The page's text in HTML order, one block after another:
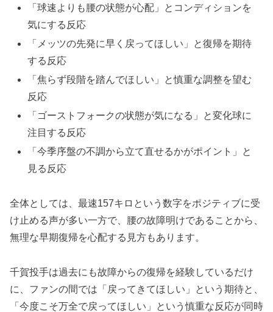
「球速よりも腰の状態が心配」とコンディションを
気にする反応
「メッツの先発に早く戻ってほしい」と復帰を期待
する反応
「焦らず段階を踏んでほしい」と慎重な調整を望む
反応
「ゴーストフォークの状態が気になる」と変化球に
注目する反応
「今季序盤の不調から立て直せるかがポイント」と
見る反応
全体としては、最速157キロという数字をポジティブに受
け止める声が多い一方で、腰の故障明けであることから、
無理な早期復帰を心配する見方もあります。
千賀投手は過去にも故障からの復帰を経験しているだけ
に、ファンの間では「戻ってきてほしい」という期待と、
「今度こそ万全で戻ってほしい」という慎重な反応が同時